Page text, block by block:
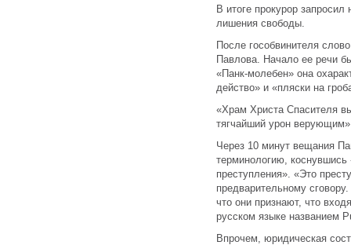
В итоге прокурор
лишения свободы.
После гособвинителя
Павлова. Начало ее речи
«Панк-молебен» она
действо» и «пляски на
«Храм Христа Спасителя
тягчайший урон
Через 10 минут вещания
терминологию,
преступления». «Это
предварительному
что они признают, что
русском языке названием
Впрочем, юридическая